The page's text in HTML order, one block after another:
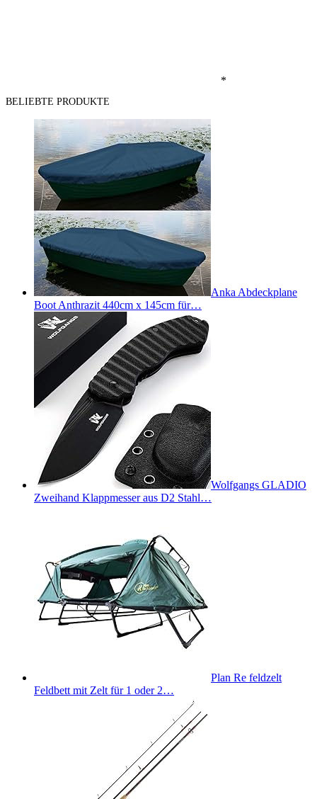
*
BELIEBTE PRODUKTE
Anka Abdeckplane
Boot Anthrazit 440cm x 145cm für…
Wolfgangs GLADIO
Zweihand Klappmesser aus D2 Stahl…
Plan Re feldzelt
Feldbett mit Zelt für 1 oder 2…